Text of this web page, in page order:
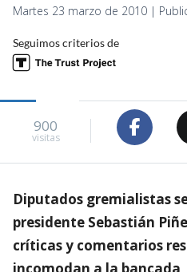
Martes 23 marzo de 2010 |
Seguimos criterios de
900
visitas
Diputados gremialistas
presidente Sebastián
críticas y comentarios
incomodan a la